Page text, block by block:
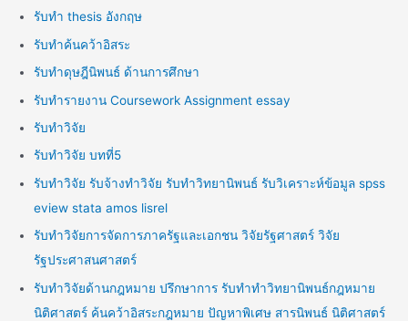
รับทำ thesis อังกฤษ
รับทำค้นคว้าอิสระ
รับทำดุษฎีนิพนธ์ ด้านการศึกษา
รับทำรายงาน Coursework Assignment essay
รับทำวิจัย
รับทำวิจัย บทที่5
รับทำวิจัย รับจ้างทำวิจัย รับทำวิทยานิพนธ์ รับวิเคราะห์ข้อมูล spss
eview stata amos lisrel
รับทำวิจัยการจัดการภาครัฐและเอกชน วิจัยรัฐศาสตร์ วิจัย
รัฐประศาสนศาสตร์
รับทำวิจัยด้านกฎหมาย ปรึกษาการ รับทำทำวิทยานิพนธ์กฎหมาย
นิติศาสตร์ ค้นคว้าอิสระกฎหมาย ปัญหาพิเศษ สารนิพนธ์ นิติศาสตร์